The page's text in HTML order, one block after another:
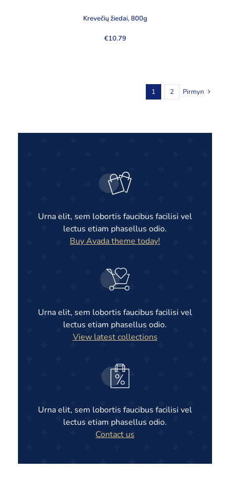
Krevečių žiedai, 800g
€10.79
1 2 Pirmyn
Urna elit, sem lobortis faucibus facilisi vel
lectus etiam phasellus odio.
Buy Avada theme today!
Urna elit, sem lobortis faucibus facilisi vel
lectus etiam phasellus odio.
View latest collections
Urna elit, sem lobortis faucibus facilisi vel
lectus etiam phasellus odio.
Contact us